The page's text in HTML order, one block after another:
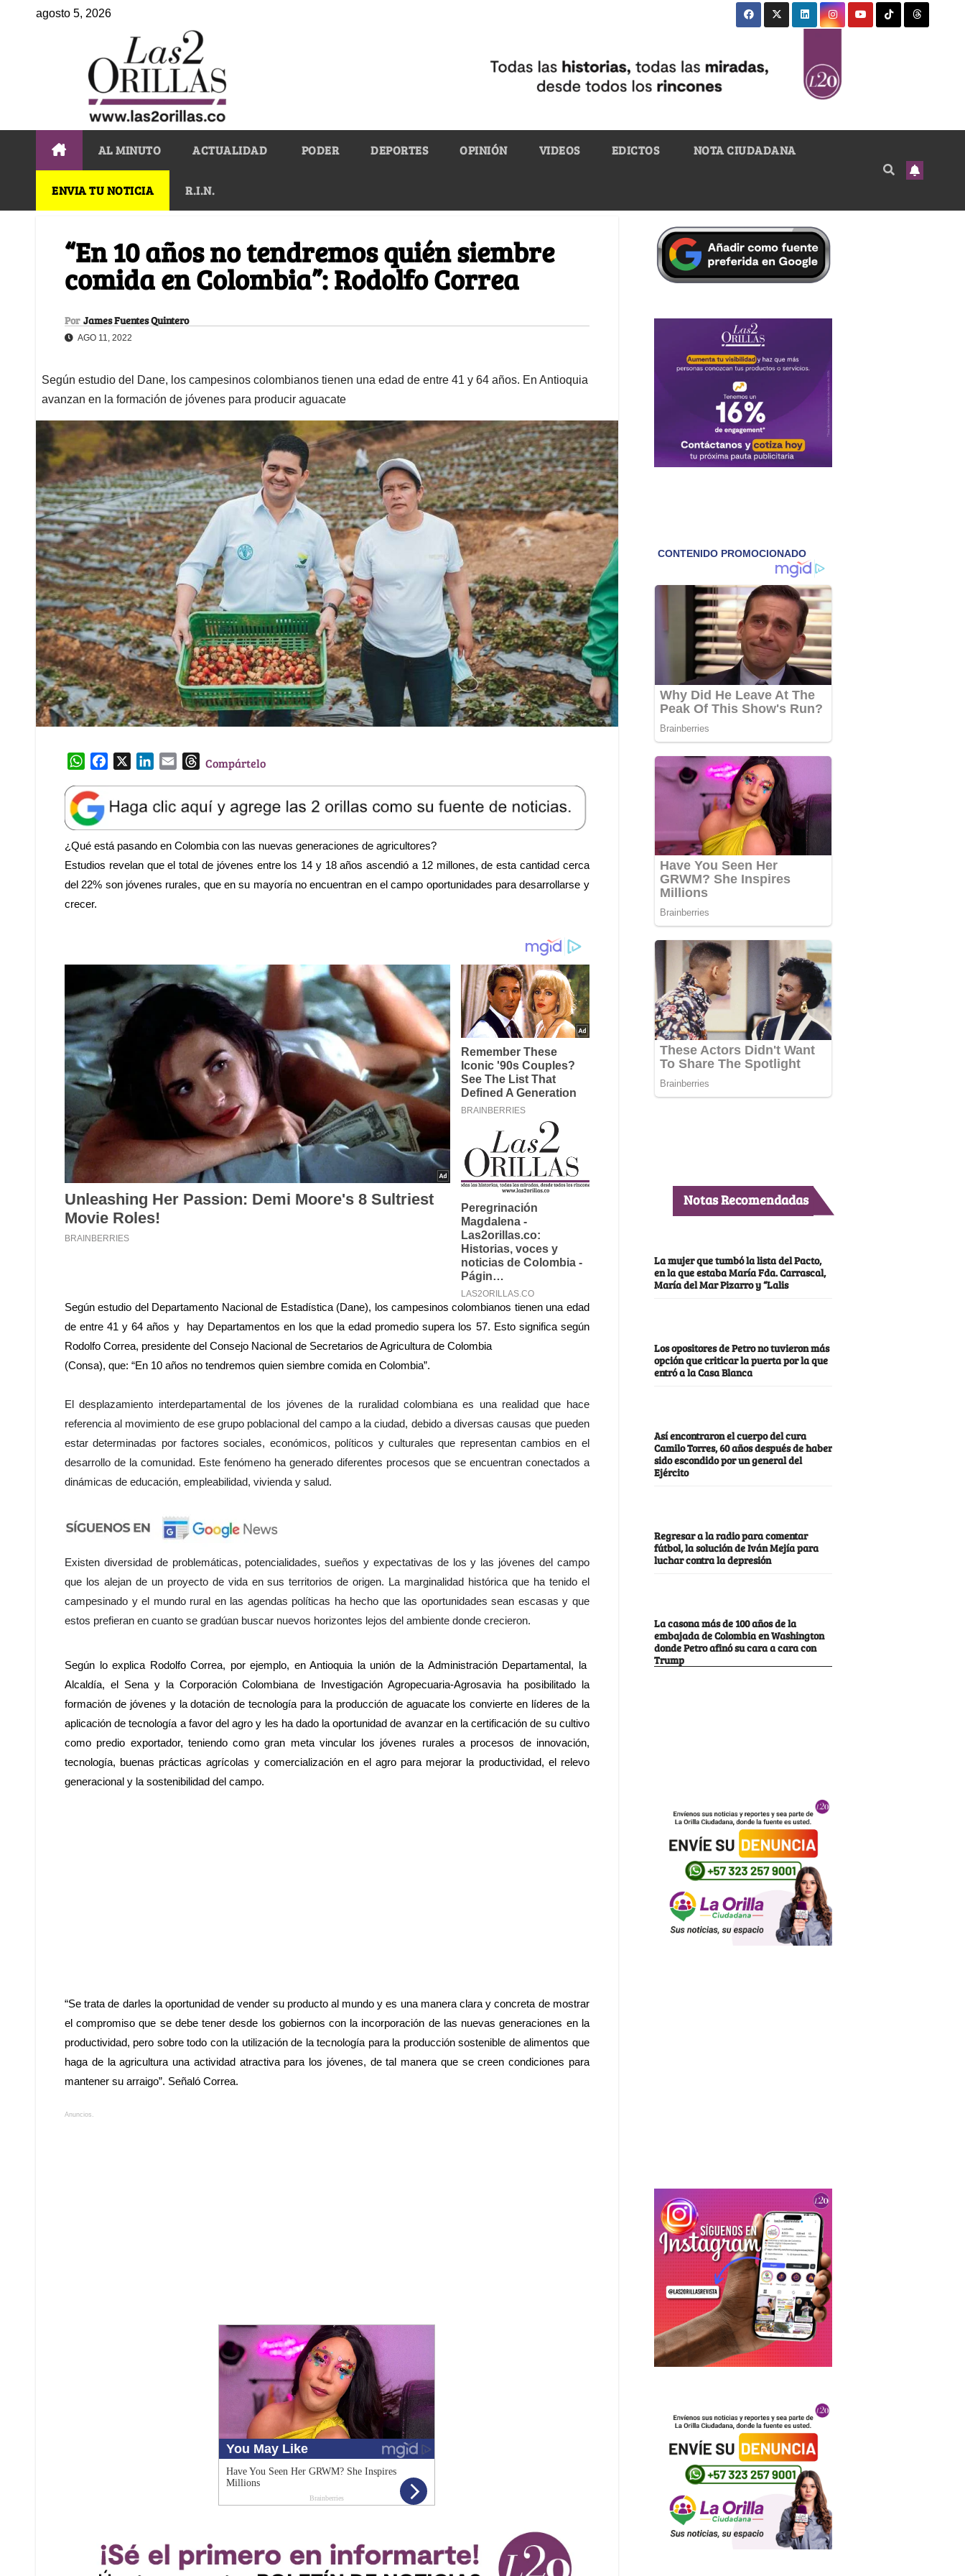
agosto 5, 2026
AL MINUTO ACTUALIDAD PODER DEPORTES OPINIÓN VIDEOS EDICTOS NOTA CIUDADANA
ENVIA TU NOTICIA R.I.N.
“En 10 años no tendremos quién siembre
comida en Colombia”: Rodolfo Correa
Por James Fuentes Quintero
AGO 11, 2022
Según estudio del Dane, los campesinos colombianos tienen una edad de entre 41 y 64 años. En Antioquia
avanzan en la formación de jóvenes para producir aguacate
W
a
t
s
A
p
p
e
b
o
o
k
k
e
d
I
n
l
T
e
a
d
s
Compártelo
¿Qué está pasando en Colombia con las nuevas generaciones de agricultores?
Estudios revelan que el total de jóvenes entre los 14 y 18 años ascendió a 12 millones, de esta cantidad cerca
del 22% son jóvenes rurales, que en su mayoría no encuentran en el campo oportunidades para desarrollarse y
crecer.
Según estudio del Departamento Nacional de Estadística (Dane), los campesinos colombianos tienen una edad
de entre 41 y 64 años y hay Departamentos en los que la edad promedio supera los 57. Esto significa según
Rodolfo Correa, presidente del Consejo Nacional de Secretarios de Agricultura de Colombia
(Consa), que: “En 10 años no tendremos quien siembre comida en Colombia”.
El desplazamiento interdepartamental de los jóvenes de la ruralidad colombiana es una realidad que hace
referencia al movimiento de ese grupo poblacional del campo a la ciudad, debido a diversas causas que pueden
estar determinadas por factores sociales, económicos, políticos y culturales que representan cambios en el
desarrollo de la comunidad. Este fenómeno ha generado diferentes procesos que se encuentran conectados a
dinámicas de educación, empleabilidad, vivienda y salud.
Existen diversidad de problemáticas, potencialidades, sueños y expectativas de los y las jóvenes del campo
que los alejan de un proyecto de vida en sus territorios de origen. La marginalidad histórica que ha tenido el
campesinado y el mundo rural en las agendas políticas ha hecho que las oportunidades sean escasas y que
estos prefieran en cuanto se gradúan buscar nuevos horizontes lejos del ambiente donde crecieron.
Según lo explica Rodolfo Correa, por ejemplo, en Antioquia la unión de la Administración Departamental, la
Alcaldía, el Sena y la Corporación Colombiana de Investigación Agropecuaria-Agrosavia ha posibilitado la
formación de jóvenes y la dotación de tecnología para la producción de aguacate los convierte en líderes de la
aplicación de tecnología a favor del agro y les ha dado la oportunidad de avanzar en la certificación de su cultivo
como predio exportador, teniendo como gran meta vincular los jóvenes rurales a procesos de innovación,
tecnología, buenas prácticas agrícolas y comercialización en el agro para mejorar la productividad, el relevo
generacional y la sostenibilidad del campo.
“Se trata de darles la oportunidad de vender su producto al mundo y es una manera clara y concreta de mostrar
el compromiso que se debe tener desde los gobiernos con la incorporación de las nuevas generaciones en la
productividad, pero sobre todo con la utilización de la tecnología para la producción sostenible de alimentos que
haga de la agricultura una actividad atractiva para los jóvenes, de tal manera que se creen condiciones para
mantener su arraigo”. Señaló Correa.
Anuncios.
Notas Recomendadas
La mujer que tumbó la lista del Pacto,
en la que estaba María Fda. Carrascal,
María del Mar Pizarro y “Lalis
Los opositores de Petro no tuvieron más
opción que criticar la puerta por la que
entró a la Casa Blanca
Así encontraron el cuerpo del cura
Camilo Torres, 60 años después de haber
sido escondido por un general del
Ejército
Regresar a la radio para comentar
fútbol, la solución de Iván Mejía para
luchar contra la depresión
La casona más de 100 años de la
embajada de Colombia en Washington
donde Petro afinó su cara a cara con
Trump